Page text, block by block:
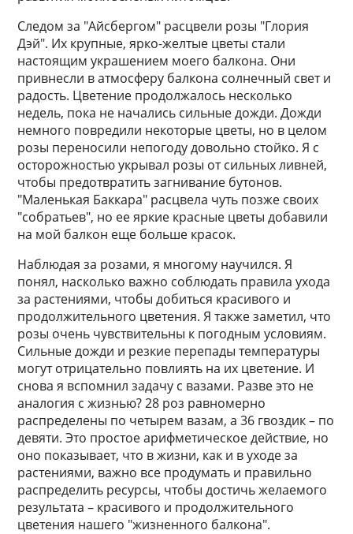
Следом за "Айсбергом" расцвели розы "Глория
Дэй". Их крупные, ярко-желтые цветы стали
настоящим украшением моего балкона. Они
привнесли в атмосферу балкона солнечный свет и
радость. Цветение продолжалось несколько
недель, пока не начались сильные дожди. Дожди
немного повредили некоторые цветы, но в целом
розы переносили непогоду довольно стойко. Я с
осторожностью укрывал розы от сильных ливней,
чтобы предотвратить загнивание бутонов.
"Маленькая Баккара" расцвела чуть позже своих
"собратьев", но ее яркие красные цветы добавили
на мой балкон еще больше красок.
Наблюдая за розами, я многому научился. Я
понял, насколько важно соблюдать правила ухода
за растениями, чтобы добиться красивого и
продолжительного цветения. Я также заметил, что
розы очень чувствительны к погодным условиям.
Сильные дожди и резкие перепады температуры
могут отрицательно повлиять на их цветение. И
снова я вспомнил задачу с вазами. Разве это не
аналогия с жизнью? 28 роз равномерно
распределены по четырем вазам, а 36 гвоздик – по
девяти. Это простое арифметическое действие, но
оно показывает, что в жизни, как и в уходе за
растениями, важно все продумать и правильно
распределить ресурсы, чтобы достичь желаемого
результата – красивого и продолжительного
цветения нашего "жизненного балкона".